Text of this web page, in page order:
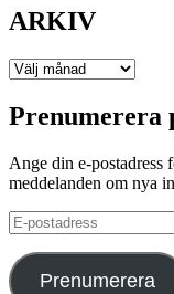
ARKIV
ARKIV
Prenumerera
Ange din e-postadress
meddelanden om nya
E-
postadress
Prenumerera